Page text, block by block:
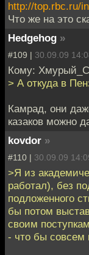
http://top.rbc.ru/
Что же на это
Hedgehog »
#109 | 30.09.09
Кому:
> А откуда в
Камрад, они
казаков можно
kovdor »
#110 | 30.09.09
>Я из
работал), без
подложенного
бы потом
своим
- что бы совсем